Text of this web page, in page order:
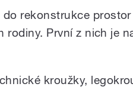
rekonstrukce
rodiny. První z nich je
kroužky,